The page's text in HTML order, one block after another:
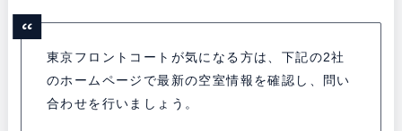
東京フロントコートが気になる方は、下記の2社
のホームページで最新の空室情報を確認し、問い
合わせを行いましょう。